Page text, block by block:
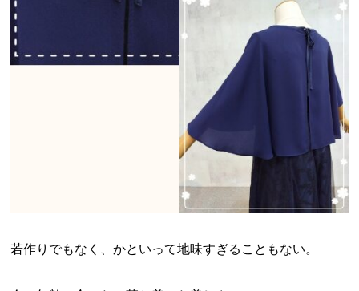
若作りでもなく、かといって地味すぎることもない。